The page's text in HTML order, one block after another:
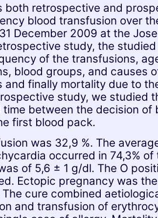
both retrospective and
blood transfusion over
December 2009 at the
study, the studied
of the transfusions,
blood groups, and causes
and finally mortality due to
study, we studied
between the decision of
first blood pack.
was 32,9 %. The
occurred in 74,3% of
of 5,6 ± 1 g/dl. The O
Ectopic pregnancy was the
cure combined
and transfusion of